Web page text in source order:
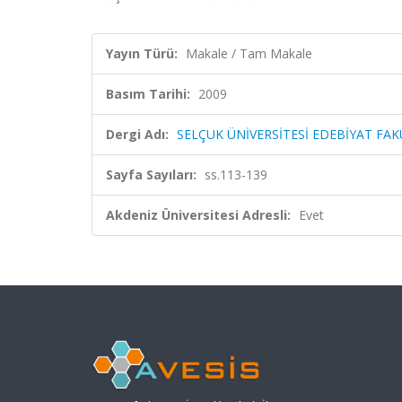
Yayın Türü: Makale / Tam Makale
Basım Tarihi: 2009
Dergi Adı: SELÇUK ÜNİVERSİTESİ EDEBİYAT
Sayfa Sayıları: ss.113-139
Akdeniz Üniversitesi Adresli: Evet